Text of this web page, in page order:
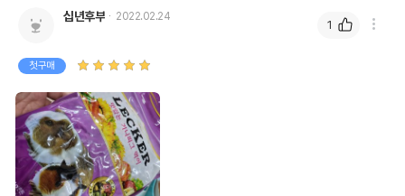
또는 소비자상담 관련
전화번호
어바웃펫//1644-9601
십년후부 2022.02.24
첫구매
1